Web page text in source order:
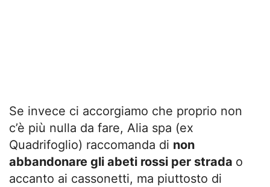
Se invece ci accorgiamo che proprio non
c’è più nulla da fare, Alia spa (ex
Quadrifoglio) raccomanda di non
abbandonare gli abeti rossi per strada o
accanto ai cassonetti, ma piuttosto di